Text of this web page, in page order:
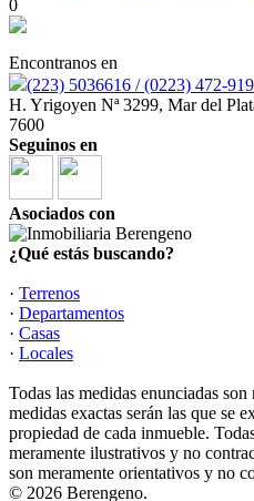
0
Encontranos en
(223) 5036616 / (0223) 472-
H. Yrigoyen Nª 3299, Mar del
7600
Seguinos en
Asociados con
¿Qué estás buscando?
· Terrenos
· Departamentos
· Casas
· Locales
Todas las medidas enunciadas
medidas exactas serán las que se
propiedad de cada inmueble.
meramente ilustrativos y no
son meramente orientativos y no
© 2026 Berengeno.